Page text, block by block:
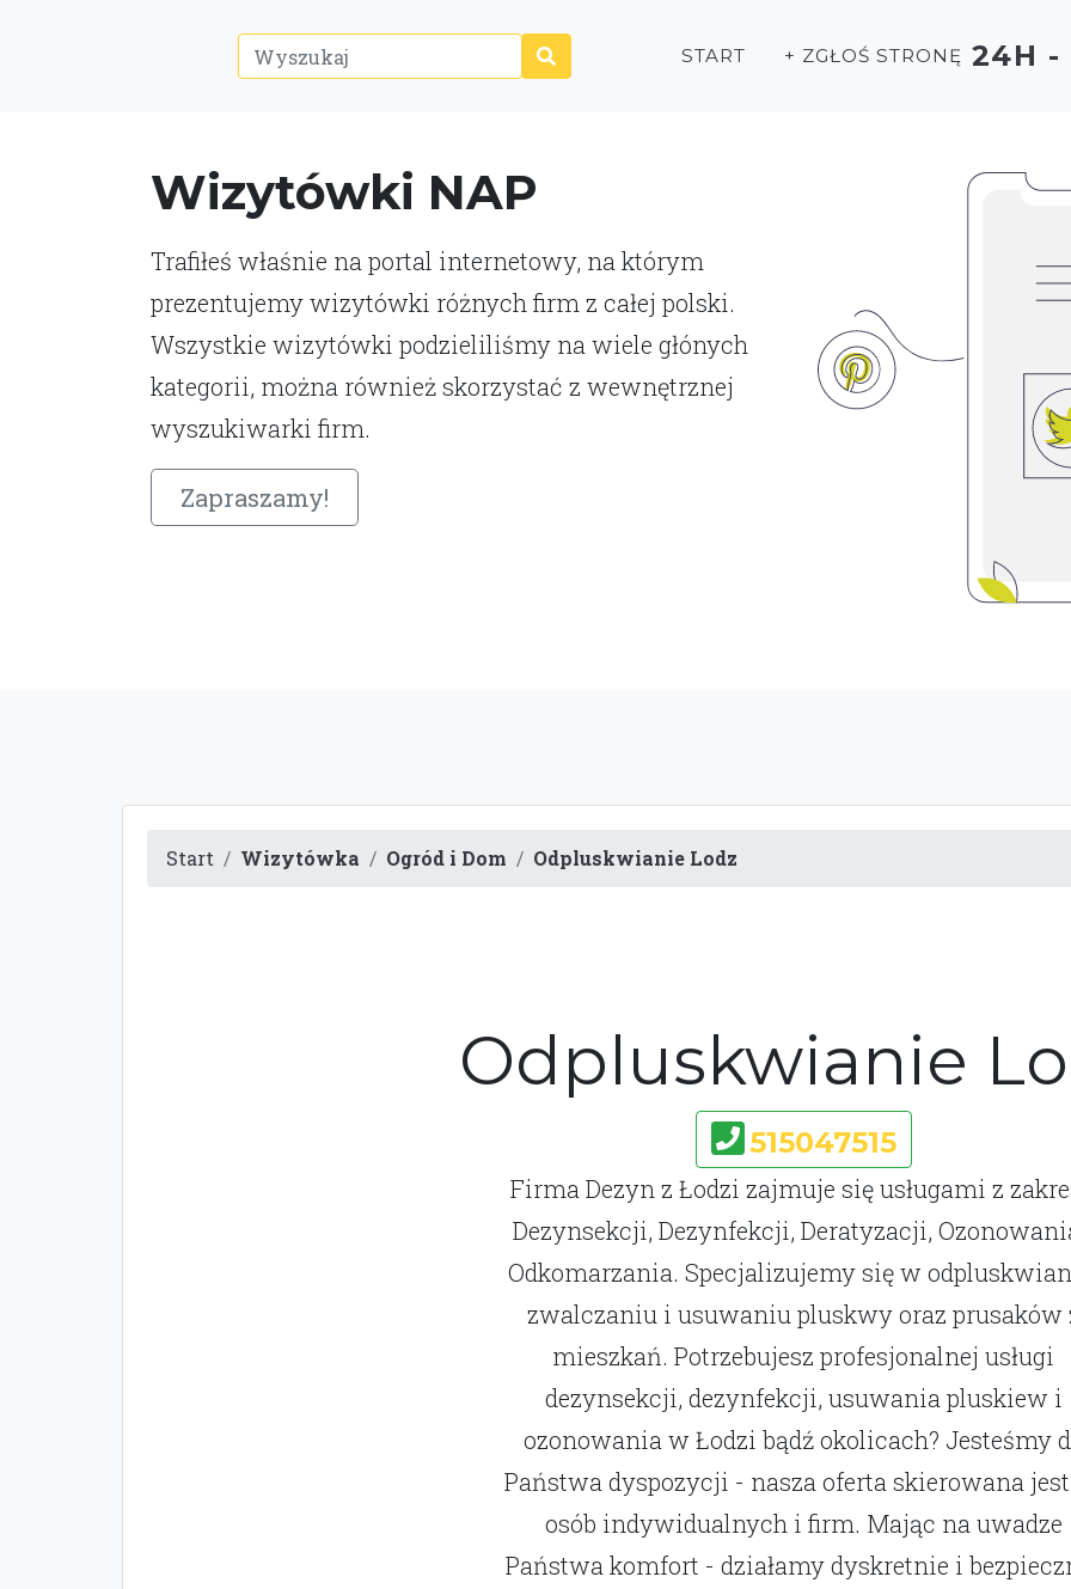
Wizytówki NAP
Trafiłeś właśnie na portal internetowy, na którym
prezentujemy wizytówki różnych firm z całej polski.
Wszystkie wizytówki podzieliliśmy na wiele głónych
kategorii, można również skorzystać z wewnętrznej
wyszukiwarki firm.
Zapraszamy!
START + ZGŁOŚ STRONĘ 24H -
Start Wizytówka Ogród i Dom Odpluskwianie Lodz
Odpluskwianie
515047515
Firma Dezyn z Łodzi zajmuje się usługami z
Dezynsekcji, Dezynfekcji, Deratyzacji,
Odkomarzania. Specjalizujemy się w
zwalczaniu i usuwaniu pluskwy oraz prusaków
mieszkań. Potrzebujesz profesjonalnej usługi
dezynsekcji, dezynfekcji, usuwania pluskiew i
ozonowania w Łodzi bądź okolicach? Jesteśmy
Państwa dyspozycji - nasza oferta skierowana
osób indywidualnych i firm. Mając na uwadze
Państwa komfort - działamy dyskretnie i